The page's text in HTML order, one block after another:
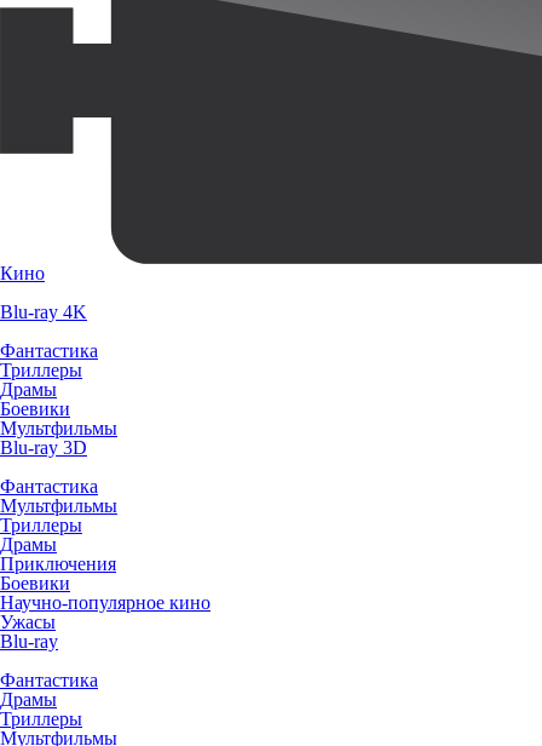
Кино
Blu-ray 4K
Фантастика
Триллеры
Драмы
Боевики
Мультфильмы
Blu-ray 3D
Фантастика
Мультфильмы
Триллеры
Драмы
Приключения
Боевики
Научно-популярное кино
Ужасы
Blu-ray
Фантастика
Драмы
Триллеры
Мультфильмы